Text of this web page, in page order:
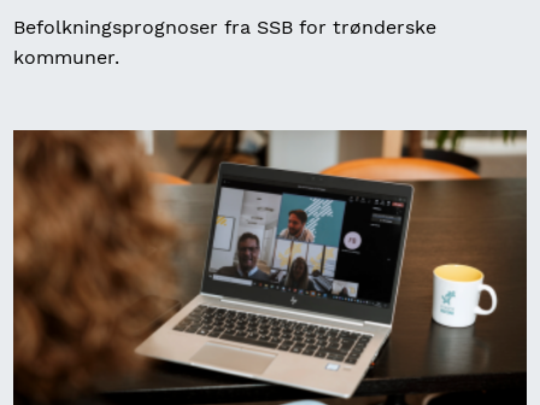
Befolkningsprognoser fra SSB for trønderske
kommuner.